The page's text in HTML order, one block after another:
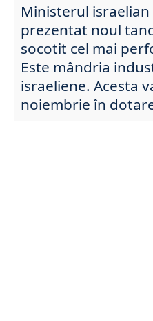
Ministerul israelian
prezentat noul
socotit cel mai
Este mândria
israeliene. Acesta
noiembrie în